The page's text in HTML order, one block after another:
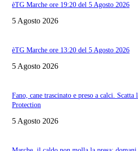
èTG Marche ore 19:20 del 5 Agosto 2026
5 Agosto 2026
èTG Marche ore 13:20 del 5 Agosto 2026
5 Agosto 2026
Fano, cane trascinato e preso a calci.
Protection
5 Agosto 2026